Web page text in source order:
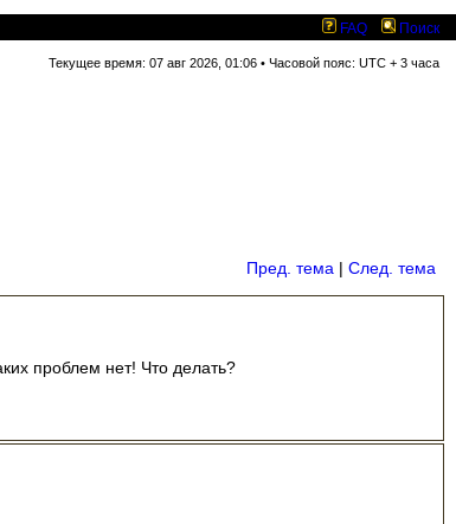
FAQ Поиск
Текущее время: 07 авг 2026, 01:06 • Часовой пояс: UTC + 3 часа
Пред. тема | След. тема
проблем нет! Что делать?